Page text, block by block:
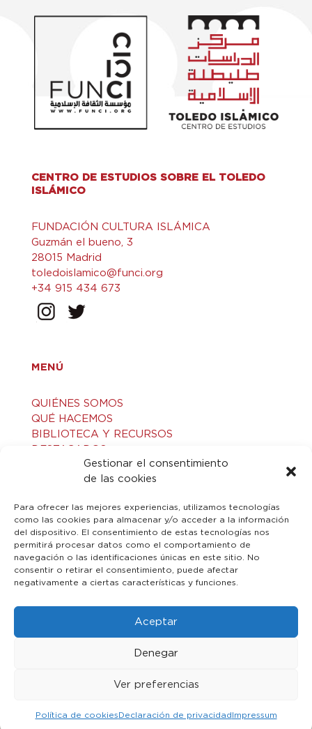
Gestionar el consentimiento
de las cookies
Para ofrecer las mejores experiencias, utilizamos tecnologías
como las cookies para almacenar y/o acceder a la información
del dispositivo. El consentimiento de estas tecnologías nos
permitirá procesar datos como el comportamiento de
navegación o las identificaciones únicas en este sitio. No
consentir o retirar el consentimiento, puede afectar
negativamente a ciertas características y funciones.
Aceptar
Denegar
Ver preferencias
Política de cookiesDeclaración de privacidadImpressum
CENTRO DE ESTUDIOS SOBRE EL TOLEDO
ISLÁMICO
FUNDACIÓN CULTURA ISLÁMICA
Guzmán el bueno, 3
28015 Madrid
toledoislamico@funci.org
+34 915 434 673
MENÚ
QUIÉNES SOMOS
QUÉ HACEMOS
BIBLIOTECA Y RECURSOS
DESTACADOS
ACTIVIDADES
VISITAS GUIADAS
LEGAL
AVISO LEGAL
POLÍTICA DE COOKIES
© 2023 Toledo Islámico. Todos los derechos reservados